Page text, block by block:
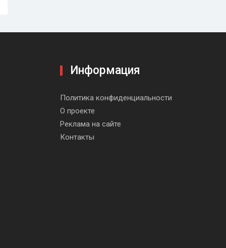
Информация
Политика конфиденциальности
О проекте
Реклама на сайте
Контакты